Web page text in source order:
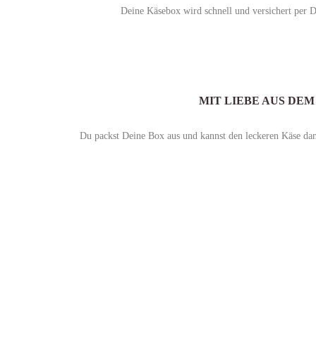
Deine Käsebox wird schnell und versichert per
MIT LIEBE AUS
Du packst Deine Box aus und kannst den leckeren Käse